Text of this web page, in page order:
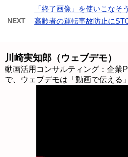
「終了画像」を使いこなそう
NEXT 高齢者の運転事故防止に
川崎実知郎（ウェブデモ）
動画活用コンサルティング：企業
で、ウェブデモは「動画で伝える